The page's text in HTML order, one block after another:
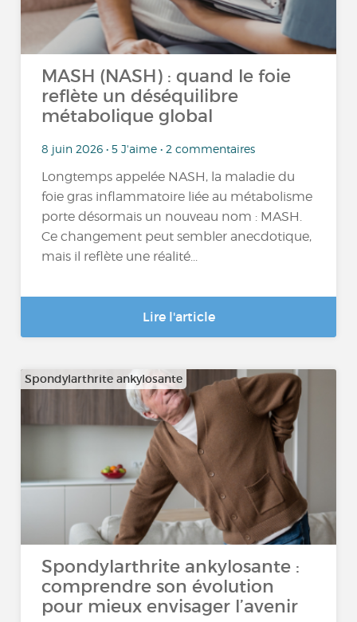
MASH (NASH) : quand le foie
reflète un déséquilibre
métabolique global
8 juin 2026 • 5 J'aime • 2 commentaires
Longtemps appelée NASH, la maladie du
foie gras inflammatoire liée au métabolisme
porte désormais un nouveau nom : MASH.
Ce changement peut sembler anecdotique,
mais il reflète une réalité...
Lire l'article
Spondylarthrite ankylosante
Spondylarthrite ankylosante :
comprendre son évolution
pour mieux envisager l’avenir